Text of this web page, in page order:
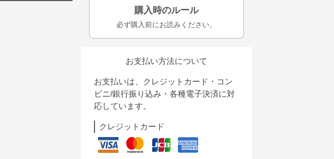
購入時のルール
必ず購入前にお読みください。
お支払い方法について
お支払いは、クレジットカード・コン
ビニ/銀行振り込み・各種電子決済に対
応しています。
クレジットカード